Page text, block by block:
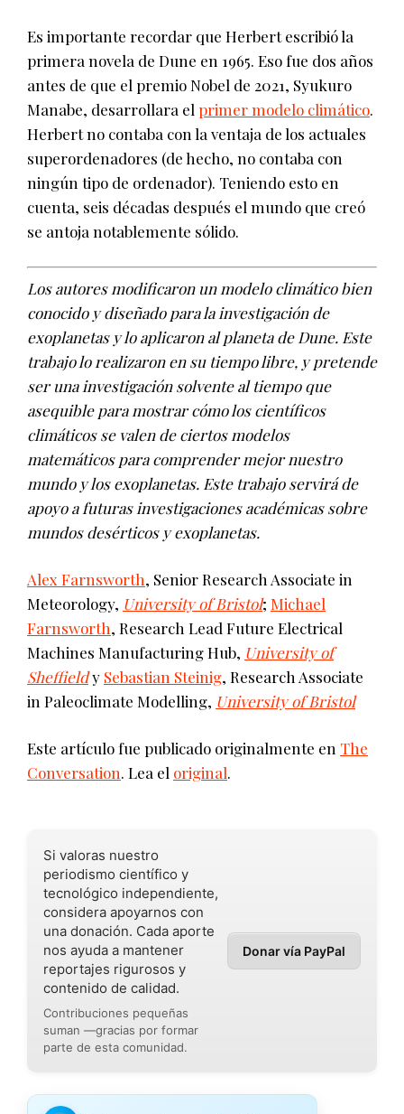
Es importante recordar que Herbert escribió la
primera novela de Dune en 1965. Eso fue dos años
antes de que el premio Nobel de 2021, Syukuro
Manabe, desarrollara el primer modelo climático.
Herbert no contaba con la ventaja de los actuales
superordenadores (de hecho, no contaba con
ningún tipo de ordenador). Teniendo esto en
cuenta, seis décadas después el mundo que creó
se antoja notablemente sólido.
Los autores modificaron un modelo climático bien
conocido y diseñado para la investigación de
exoplanetas y lo aplicaron al planeta de Dune. Este
trabajo lo realizaron en su tiempo libre, y pretende
ser una investigación solvente al tiempo que
asequible para mostrar cómo los científicos
climáticos se valen de ciertos modelos
matemáticos para comprender mejor nuestro
mundo y los exoplanetas. Este trabajo servirá de
apoyo a futuras investigaciones académicas sobre
mundos desérticos y exoplanetas.
Alex Farnsworth, Senior Research Associate in
Meteorology, University of Bristol; Michael
Farnsworth, Research Lead Future Electrical
Machines Manufacturing Hub, University of
Sheffieldy Sebastian Steinig, Research Associate
in Paleoclimate Modelling, University of Bristol
Este artículo fue publicado originalmente en The
Conversation. Lea el original.
Si valoras nuestro
periodismo científico y
tecnológico independiente,
considera apoyarnos con
una donación. Cada aporte
nos ayuda a mantener
reportajes rigurosos y
contenido de calidad.
Contribuciones pequeñas
suman —gracias por formar
parte de esta comunidad.
Donar vía PayPal